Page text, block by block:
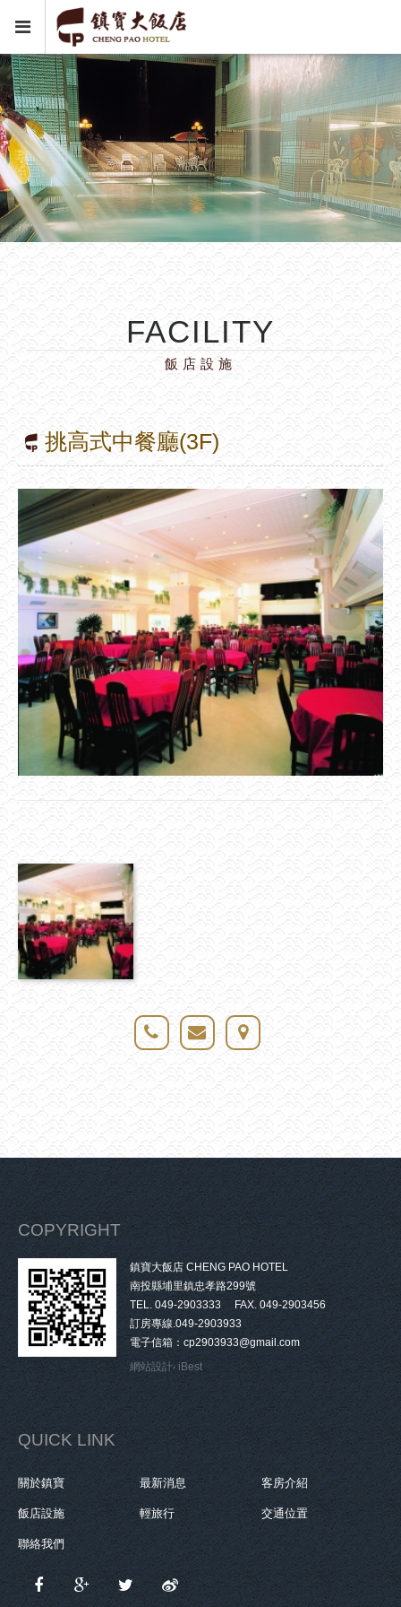
FACILITY
飯店設施
挑高式中餐廳(3F)
COPYRIGHT
鎮寶大飯店 CHENG PAO HOTEL
南投縣埔里鎮忠孝路299號
TEL. 049-2903333 FAX. 049-2903456
訂房專線.049-2903933
電子信箱：cp2903933@gmail.com
網站設計‧ iBest
QUICK LINK
關於鎮寶 最新消息 客房介紹
飯店設施 輕旅行 交通位置
聯絡我們